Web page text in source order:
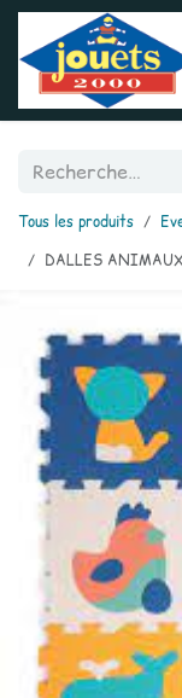
Se rendre au contenu
Tous les produits
DALLES